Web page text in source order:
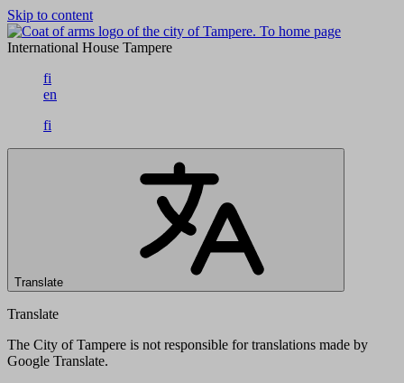
Skip to content
To home page
International House Tampere
fi
en
fi
Translate
Translate
The City of Tampere is not responsible for translations made by
Google Translate.